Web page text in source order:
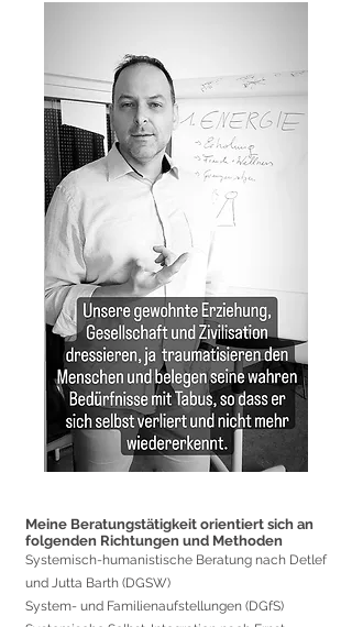
Meine Beratungstätigkeit orientiert sich an
folgenden Richtungen und Methoden
Systemisch-humanistische Beratung nach Detlef
und Jutta Barth (DGSW)
System- und Familienaufstellungen (DGfS)